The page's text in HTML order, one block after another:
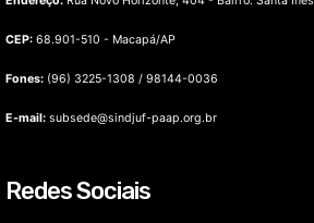
CEP: 68.901-510 - Macapá/AP
Fones: (96) 3225-1308 / 98144-0036
E-mail: subsede@sindjuf-paap.org.br
Redes Sociais